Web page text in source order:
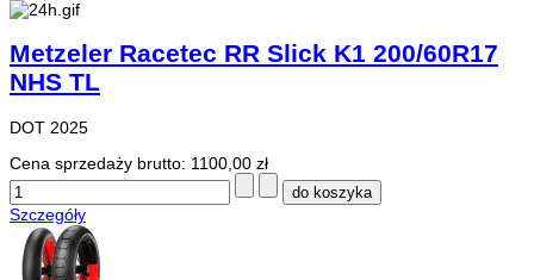
Metzeler Racetec RR Slick K1 200/60R17
NHS TL
DOT 2025
Cena sprzedaży brutto: 1100,00 zł
Szczegóły